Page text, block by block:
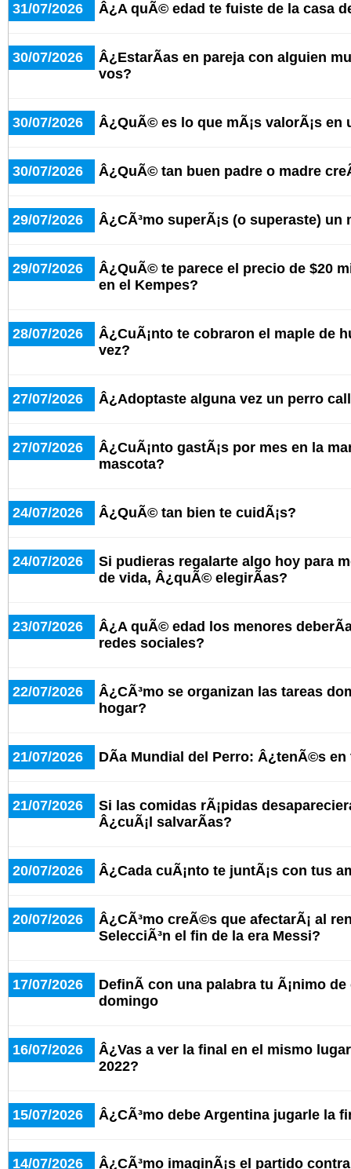
31/07/2026 Â¿A quÃ© edad te fuiste de la casa
30/07/2026
Â¿EstarÃ­as en pareja con alguien
vos?
30/07/2026 Â¿QuÃ© es lo que mÃ¡s valorÃ¡s en
30/07/2026 Â¿QuÃ© tan buen padre o madre
29/07/2026 Â¿CÃ³mo superÃ¡s (o superaste) un
29/07/2026
Â¿QuÃ© te parece el precio de $20
en el Kempes?
28/07/2026
Â¿CuÃ¡nto te cobraron el maple de
vez?
27/07/2026 Â¿Adoptaste alguna vez un perro
27/07/2026
Â¿CuÃ¡nto gastÃ¡s por mes en la
mascota?
24/07/2026 Â¿QuÃ© tan bien te cuidÃ¡s?
24/07/2026
Si pudieras regalarte algo hoy para
de vida, Â¿quÃ© elegirÃ­as?
23/07/2026
Â¿A quÃ© edad los menores
redes sociales?
22/07/2026
Â¿CÃ³mo se organizan las tareas
hogar?
21/07/2026 DÃ­a Mundial del Perro: Â¿tenÃ©s en
21/07/2026
Si las comidas rÃ¡pidas
Â¿cuÃ¡l salvarÃ­as?
20/07/2026 Â¿Cada cuÃ¡nto te juntÃ¡s con tus
20/07/2026
Â¿CÃ³mo creÃ©s que afectarÃ¡ al
SelecciÃ³n el fin de la era Messi?
17/07/2026
DefinÃ­ con una palabra tu Ã¡nimo
domingo
16/07/2026
Â¿Vas a ver la final en el mismo
2022?
15/07/2026 Â¿CÃ³mo debe Argentina jugarle la
14/07/2026 Â¿CÃ³mo imaginÃ¡s el partido